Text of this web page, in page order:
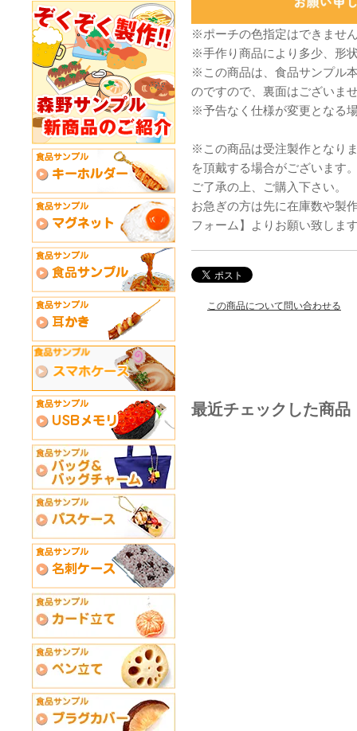
※ポーチの色指定はできませ
※手作り商品により多少、形
※この商品は、食品サンプル
のですので、裏面はございま
※予告なく仕様が変更となる
※この商品は受注製作となり
を頂戴する場合がございます
ご了承の上、ご購入下さい。
お急ぎの方は先に在庫数や製
フォーム】よりお願い致しま
この商品について問い合わせる
最近チェックした商品